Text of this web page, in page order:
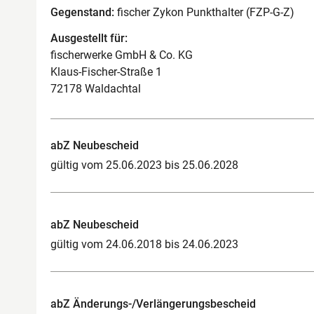
Gegenstand: fischer Zykon Punkthalter (FZP-G-Z)
Ausgestellt für:
fischerwerke GmbH & Co. KG
Klaus-Fischer-Straße 1
72178 Waldachtal
abZ Neubescheid
gültig vom 25.06.2023 bis 25.06.2028
abZ Neubescheid
gültig vom 24.06.2018 bis 24.06.2023
abZ Änderungs-/Verlängerungsbescheid